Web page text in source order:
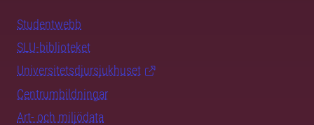
Studentwebb
SLU-biblioteket
Universitetsdjursjukhuset
Centrumbildningar
Art- och miljödata